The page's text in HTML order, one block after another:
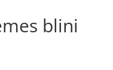
blini